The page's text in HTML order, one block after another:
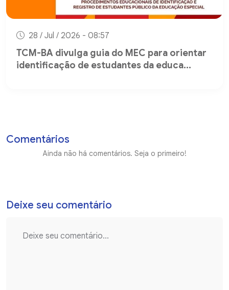
28 / Jul / 2026 - 08:57
TCM-BA divulga guia do MEC para orientar
identificação de estudantes da educa...
Comentários
Ainda não há comentários. Seja o primeiro!
Deixe seu comentário